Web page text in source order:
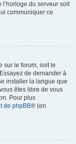
l’horloge du serveur soit
communiquer ce
sur le forum, soit le
de demander à
installer la langue que
êtes libre de vous
Pour plus
de phpBB® (en